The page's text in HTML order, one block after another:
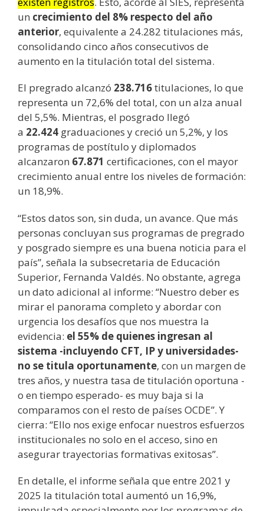
un crecimiento del 8% respecto del año
anterior, equivalente a 24.282 titulaciones más,
consolidando cinco años consecutivos de
aumento en la titulación total del sistema.
El pregrado alcanzó 238.716titulaciones, lo que
representa un 72,6% del total, con un alza anual
del 5,5%. Mientras, el posgrado llegó
a 22.424 graduaciones y creció un 5,2%, y los
programas de postítulo y diplomados
alcanzaron 67.871 certificaciones, con el mayor
crecimiento anual entre los niveles de formación:
un 18,9%.
“Estos datos son, sin duda, un avance. Que más
personas concluyan sus programas de pregrado
y posgrado siempre es una buena noticia para el
país”, señala la subsecretaria de Educación
Superior, Fernanda Valdés. No obstante, agrega
un dato adicional al informe: “Nuestro deber es
mirar el panorama completo y abordar con
urgencia los desafíos que nos muestra la
evidencia: el 55% de quienes ingresan al
sistema -incluyendo CFT, IP y universidades-
no se titula oportunamente, con un margen de
tres años, y nuestra tasa de titulación oportuna -
o en tiempo esperado- es muy baja si la
comparamos con el resto de países OCDE”. Y
cierra: “Ello nos exige enfocar nuestros esfuerzos
institucionales no solo en el acceso, sino en
asegurar trayectorias formativas exitosas”.
En detalle, el informe señala que entre 2021 y
2025 la titulación total aumentó un 16,9%,